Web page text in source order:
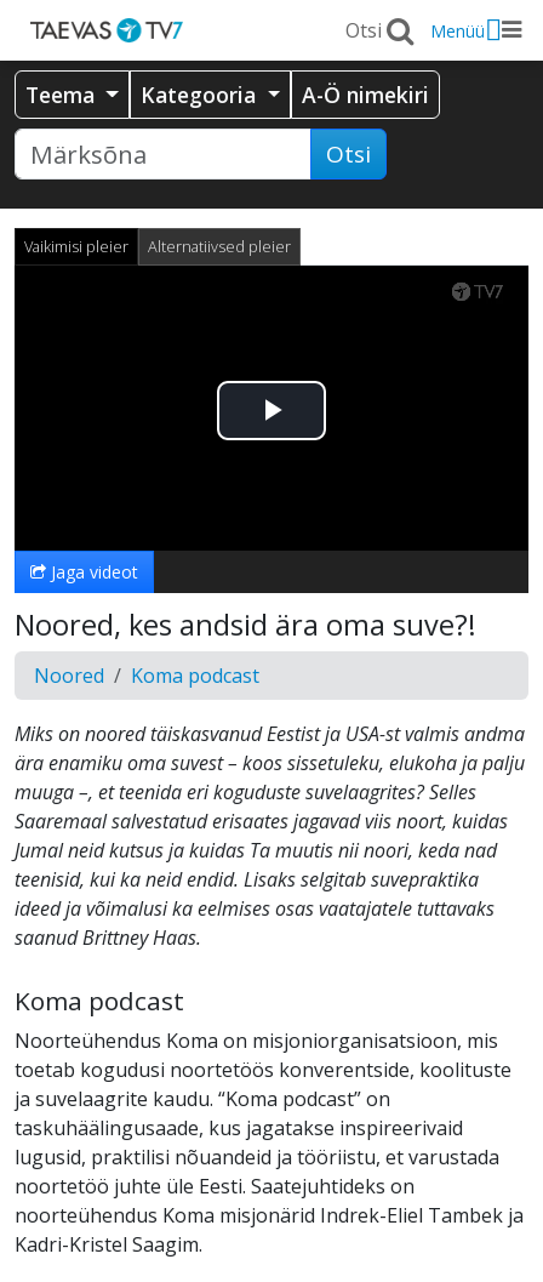
Menüü
Teema Kategooria A-Ö nimekiri
Otsi
Vaikimisi pleier Alternatiivsed pleier
Esita
Jaga videot
Noored, kes andsid ära oma suve?!
Noored Koma podcast
Miks on noored täiskasvanud Eestist ja USA-st valmis andma
ära enamiku oma suvest – koos sissetuleku, elukoha ja palju
muuga –, et teenida eri koguduste suvelaagrites? Selles
Saaremaal salvestatud erisaates jagavad viis noort, kuidas
Jumal neid kutsus ja kuidas Ta muutis nii noori, keda nad
teenisid, kui ka neid endid. Lisaks selgitab suvepraktika
ideed ja võimalusi ka eelmises osas vaatajatele tuttavaks
saanud Brittney Haas.
Koma podcast
Noorteühendus Koma on misjoniorganisatsioon, mis
toetab kogudusi noortetöös konverentside, koolituste
ja suvelaagrite kaudu. “Koma podcast” on
taskuhäälingusaade, kus jagatakse inspireerivaid
lugusid, praktilisi nõuandeid ja tööriistu, et varustada
noortetöö juhte üle Eesti. Saatejuhtideks on
noorteühendus Koma misjonärid Indrek-Eliel Tambek ja
Kadri-Kristel Saagim.